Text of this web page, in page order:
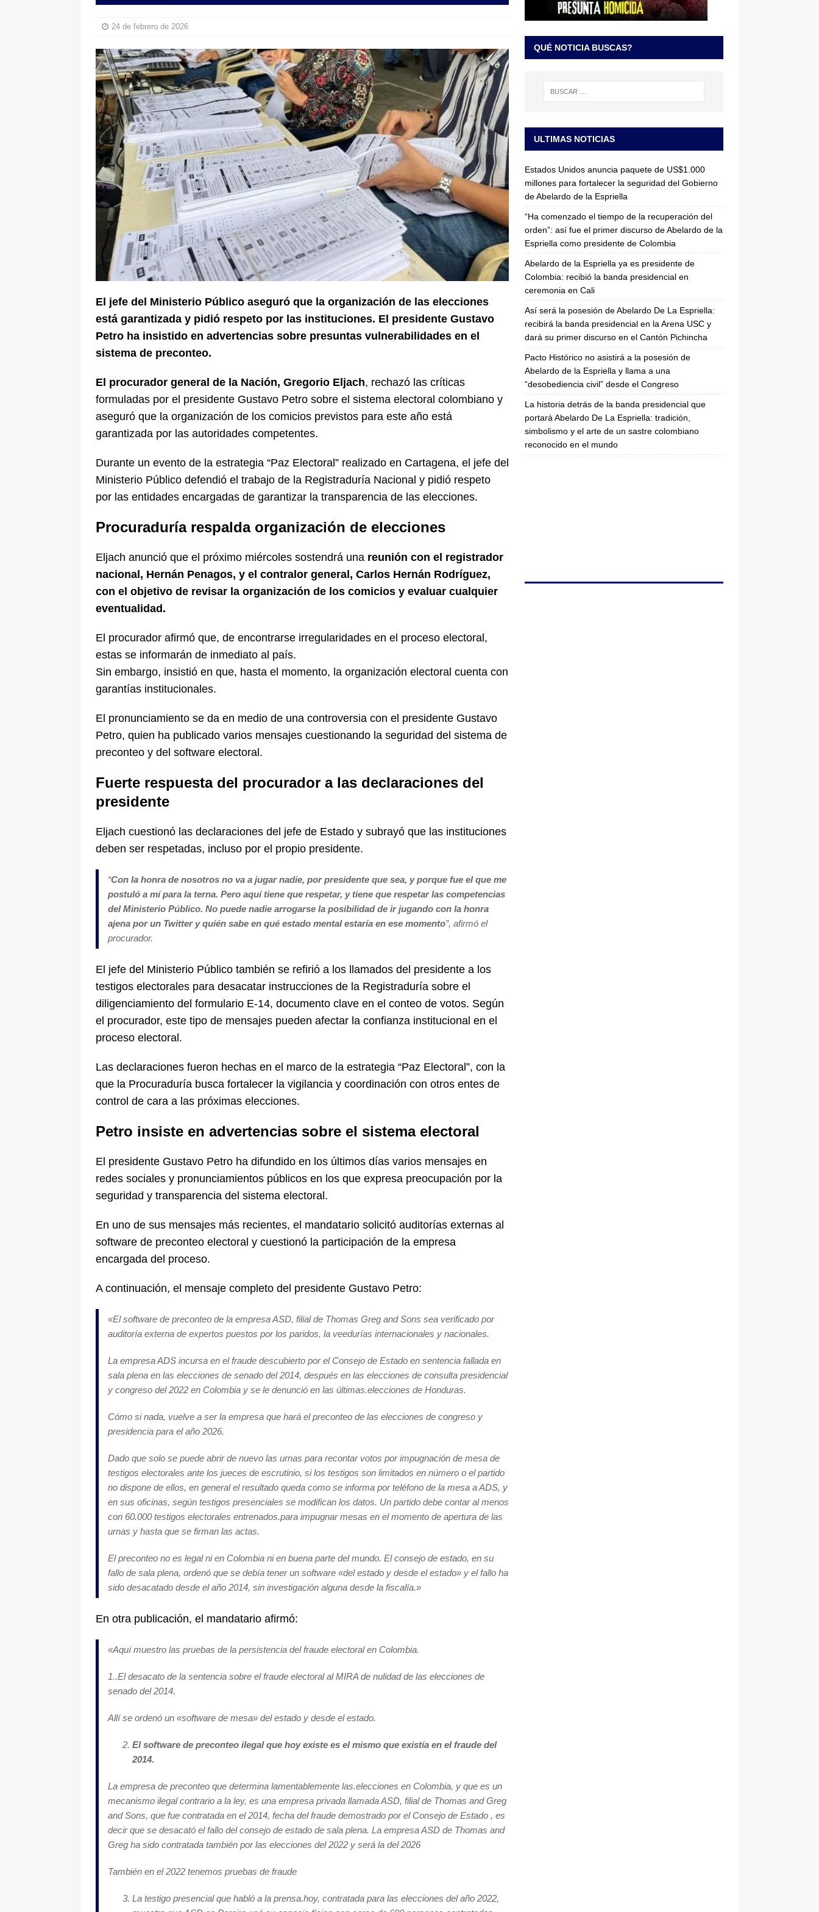
una “desobediencia civil” desde el Congreso
24 de febrero de 2026
El jefe del Ministerio Público aseguró que la organización de las elecciones
está garantizada y pidió respeto por las instituciones. El presidente Gustavo
Petro ha insistido en advertencias sobre presuntas vulnerabilidades en el
sistema de preconteo.
El procurador general de la Nación, Gregorio Eljach, rechazó las críticas
formuladas por el presidente Gustavo Petro sobre el sistema electoral colombiano y
aseguró que la organización de los comicios previstos para este año está
garantizada por las autoridades competentes.
Durante un evento de la estrategia “Paz Electoral” realizado en Cartagena, el jefe del
Ministerio Público defendió el trabajo de la Registraduría Nacional y pidió respeto
por las entidades encargadas de garantizar la transparencia de las elecciones.
Procuraduría respalda organización de elecciones
Eljach anunció que el próximo miércoles sostendrá una reunión con el registrador
nacional, Hernán Penagos, y el contralor general, Carlos Hernán Rodríguez,
con el objetivo de revisar la organización de los comicios y evaluar cualquier
eventualidad.
El procurador afirmó que, de encontrarse irregularidades en el proceso electoral,
estas se informarán de inmediato al país.
Sin embargo, insistió en que, hasta el momento, la organización electoral cuenta con
garantías institucionales.
El pronunciamiento se da en medio de una controversia con el presidente Gustavo
Petro, quien ha publicado varios mensajes cuestionando la seguridad del sistema de
preconteo y del software electoral.
Fuerte respuesta del procurador a las declaraciones del
presidente
Eljach cuestionó las declaraciones del jefe de Estado y subrayó que las instituciones
deben ser respetadas, incluso por el propio presidente.
“Con la honra de nosotros no va a jugar nadie, por presidente que sea, y porque fue el que me
postuló a mí para la terna. Pero aquí tiene que respetar, y tiene que respetar las competencias
del Ministerio Público. No puede nadie arrogarse la posibilidad de ir jugando con la honra
ajena por un Twitter y quién sabe en qué estado mental estaría en ese momento”, afirmó el
procurador.
El jefe del Ministerio Público también se refirió a los llamados del presidente a los
testigos electorales para desacatar instrucciones de la Registraduría sobre el
diligenciamiento del formulario E-14, documento clave en el conteo de votos. Según
el procurador, este tipo de mensajes pueden afectar la confianza institucional en el
proceso electoral.
Las declaraciones fueron hechas en el marco de la estrategia “Paz Electoral”, con la
que la Procuraduría busca fortalecer la vigilancia y coordinación con otros entes de
control de cara a las próximas elecciones.
Petro insiste en advertencias sobre el sistema electoral
El presidente Gustavo Petro ha difundido en los últimos días varios mensajes en
redes sociales y pronunciamientos públicos en los que expresa preocupación por la
seguridad y transparencia del sistema electoral.
En uno de sus mensajes más recientes, el mandatario solicitó auditorías externas al
software de preconteo electoral y cuestionó la participación de la empresa
encargada del proceso.
A continuación, el mensaje completo del presidente Gustavo Petro:
«El software de preconteo de la empresa ASD, filial de Thomas Greg and Sons sea verificado por
auditoría externa de expertos puestos por los paridos, la veedurías internacionales y nacionales.
La empresa ADS incursa en el fraude descubierto por el Consejo de Estado en sentencia fallada en
sala plena en las elecciones de senado del 2014, después en las elecciones de consulta presidencial
y congreso del 2022 en Colombia y se le denunció en las últimas.elecciones de Honduras.
Cómo si nada, vuelve a ser la empresa que hará el preconteo de las elecciones de congreso y
presidencia para el año 2026.
Dado que solo se puede abrir de nuevo las urnas para recontar votos por impugnación de mesa de
testigos electorales ante los jueces de escrutinio, si los testigos son limitados en número o el partido
no dispone de ellos, en general el resultado queda como se informa por teléfono de la mesa a ADS, y
en sus oficinas, según testigos presenciales se modifican los datos. Un partido debe contar al menos
con 60.000 testigos electorales entrenados.para impugnar mesas en el momento de apertura de las
urnas y hasta que se firman las actas.
El preconteo no es legal ni en Colombia ni en buena parte del mundo. El consejo de estado, en su
fallo de sala plena, ordenó que se debía tener un software «del estado y desde el estado» y el fallo ha
sido desacatado desde el año 2014, sin investigación alguna desde la fiscalía.»
En otra publicación, el mandatario afirmó:
«Aquí muestro las pruebas de la persistencia del fraude electoral en Colombia.
1..El desacato de la sentencia sobre el fraude electoral al MIRA de nulidad de las elecciones de
senado del 2014.
Allí se ordenó un «software de mesa» del estado y desde el estado.
El software de preconteo ilegal que hoy existe es el mismo que existía en el fraude del
2014.
La empresa de preconteo que determina lamentablemente las.elecciones en Colombia, y que es un
mecanismo ilegal contrario a la ley, es una empresa privada llamada ASD, filial de Thomas and Greg
and Sons, que fue contratada en el 2014, fecha del fraude demostrado por el Consejo de Estado , es
decir que se desacató el fallo del consejo de estado de sala plena. La empresa ASD de Thomas and
Greg ha sido contratada también por las elecciones del 2022 y será la del 2026
También en el 2022 tenemos pruebas de fraude
La testigo presencial que habló a la prensa.hoy, contratada para las elecciones del año 2022,
QUÉ NOTICIA BUSCAS?
ULTIMAS NOTICIAS
Estados Unidos anuncia paquete de US$1.000
millones para fortalecer la seguridad del Gobierno
de Abelardo de la Espriella
“Ha comenzado el tiempo de la recuperación del
orden”: así fue el primer discurso de Abelardo de la
Espriella como presidente de Colombia
Abelardo de la Espriella ya es presidente de
Colombia: recibió la banda presidencial en
ceremonia en Cali
Así será la posesión de Abelardo De La Espriella:
recibirá la banda presidencial en la Arena USC y
dará su primer discurso en el Cantón Pichincha
Pacto Histórico no asistirá a la posesión de
Abelardo de la Espriella y llama a una
“desobediencia civil” desde el Congreso
La historia detrás de la banda presidencial que
portará Abelardo De La Espriella: tradición,
simbolismo y el arte de un sastre colombiano
reconocido en el mundo